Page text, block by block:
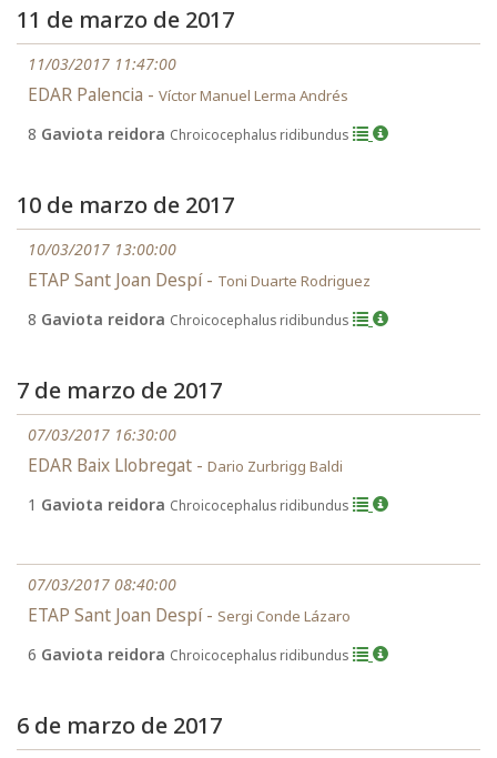
11 de marzo de 2017
11/03/2017 11:47:00
EDAR Palencia - Víctor Manuel Lerma Andrés
8 Gaviota reidora Chroicocephalus ridibundus
10 de marzo de 2017
10/03/2017 13:00:00
ETAP Sant Joan Despí - Toni Duarte Rodriguez
8 Gaviota reidora Chroicocephalus ridibundus
7 de marzo de 2017
07/03/2017 16:30:00
EDAR Baix Llobregat - Dario Zurbrigg Baldi
1 Gaviota reidora Chroicocephalus ridibundus
07/03/2017 08:40:00
ETAP Sant Joan Despí - Sergi Conde Lázaro
6 Gaviota reidora Chroicocephalus ridibundus
6 de marzo de 2017